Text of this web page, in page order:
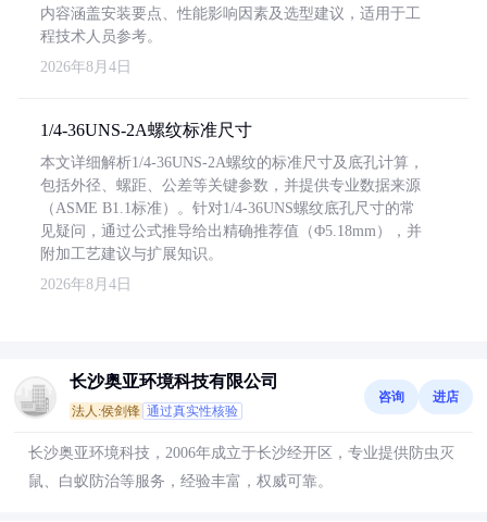
内容涵盖安装要点、性能影响因素及选型建议，适用于工
程技术人员参考。
2026年8月4日
1/4-36UNS-2A螺纹标准尺寸
本文详细解析1/4-36UNS-2A螺纹的标准尺寸及底孔计算，
包括外径、螺距、公差等关键参数，并提供专业数据来源
（ASME B1.1标准）。针对1/4-36UNS螺纹底孔尺寸的常
见疑问，通过公式推导给出精确推荐值（Φ5.18mm），并
附加工艺建议与扩展知识。
2026年8月4日
长沙奥亚环境科技有限公司
法人:侯剑锋 通过真实性核验
咨询 进店
长沙奥亚环境科技，2006年成立于长沙经开区，专业提供防虫灭
鼠、白蚁防治等服务，经验丰富，权威可靠。